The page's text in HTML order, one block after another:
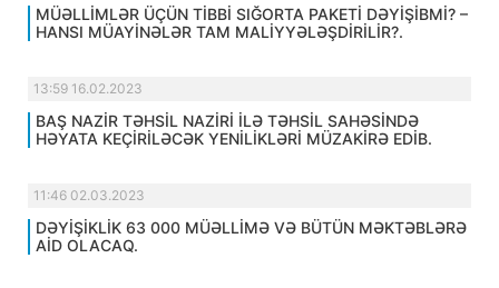
MÜƏLLİMLƏR ÜÇÜN TİBBİ SIĞORTA PAKETİ DƏYİŞİBMİ? –
HANSI MÜAYİNƏLƏR TAM MALİYYƏLƏŞDİRİLİR?.
13:59 16.02.2023
BAŞ NAZİR TƏHSİL NAZİRİ İLƏ TƏHSİL SAHƏSİNDƏ
HƏYATA KEÇİRİLƏCƏK YENİLİKLƏRİ MÜZAKİRƏ EDİB.
11:46 02.03.2023
DƏYİŞİKLİK 63 000 MÜƏLLİMƏ VƏ BÜTÜN MƏKTƏBLƏRƏ
AİD OLACAQ.